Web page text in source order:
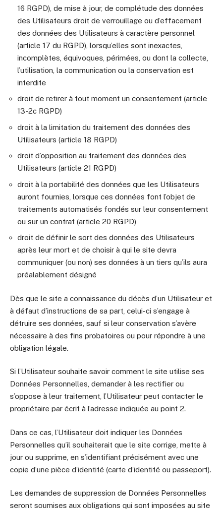
16 RGPD), de mise à jour, de complétude des données
des Utilisateurs droit de verrouillage ou d’effacement
des données des Utilisateurs à caractère personnel
(article 17 du RGPD), lorsqu’elles sont inexactes,
incomplètes, équivoques, périmées, ou dont la collecte,
l’utilisation, la communication ou la conservation est
interdite
droit de retirer à tout moment un consentement (article
13-2c RGPD)
droit à la limitation du traitement des données des
Utilisateurs (article 18 RGPD)
droit d’opposition au traitement des données des
Utilisateurs (article 21 RGPD)
droit à la portabilité des données que les Utilisateurs
auront fournies, lorsque ces données font l’objet de
traitements automatisés fondés sur leur consentement
ou sur un contrat (article 20 RGPD)
droit de définir le sort des données des Utilisateurs
après leur mort et de choisir à qui le site devra
communiquer (ou non) ses données à un tiers qu’ils aura
préalablement désigné
Dès que le site a connaissance du décès d’un Utilisateur et
à défaut d’instructions de sa part, celui-ci s’engage à
détruire ses données, sauf si leur conservation s’avère
nécessaire à des fins probatoires ou pour répondre à une
obligation légale.
Si l’Utilisateur souhaite savoir comment le site utilise ses
Données Personnelles, demander à les rectifier ou
s’oppose à leur traitement, l’Utilisateur peut contacter le
propriétaire par écrit à l’adresse indiquée au point 2.
Dans ce cas, l’Utilisateur doit indiquer les Données
Personnelles qu’il souhaiterait que le site corrige, mette à
jour ou supprime, en s’identifiant précisément avec une
copie d’une pièce d’identité (carte d’identité ou passeport).
Les demandes de suppression de Données Personnelles
seront soumises aux obligations qui sont imposées au site